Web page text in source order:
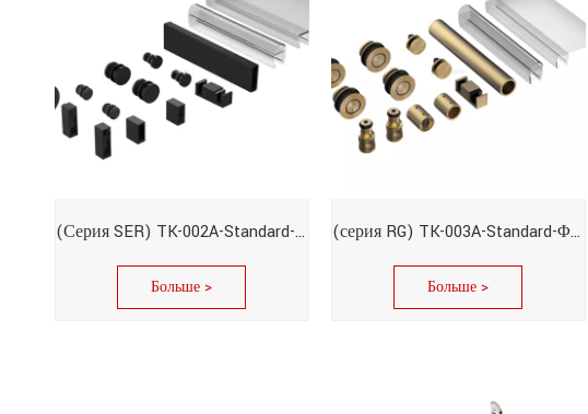
(Серия SER) TK-002A-Standard-Φ39
Больше >
(серия RG) TK-003A-Standard-Φ55
Больше >